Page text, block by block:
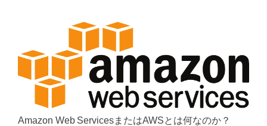
Amazon Web ServicesまたはAWSとは何なのか？